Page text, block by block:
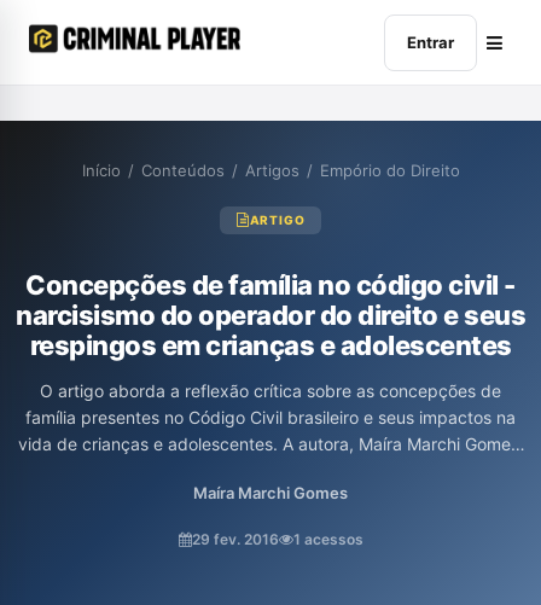
Entrar
Início / Conteúdos / Artigos / Empório do Direito
ARTIGO
Concepções de família no código civil -
narcisismo do operador do direito e seus
respingos em crianças e adolescentes
O artigo aborda a reflexão crítica sobre as concepções de
família presentes no Código Civil brasileiro e seus impactos na
vida de crianças e adolescentes. A autora, Maíra Marchi Gomes,
normas que podem prejudicar a subjetividade dos jovens,
dos filhos como um dever, além de questionar a visão restrita do
Maíra Marchi Gomes
29 fev. 2016 1 acessos